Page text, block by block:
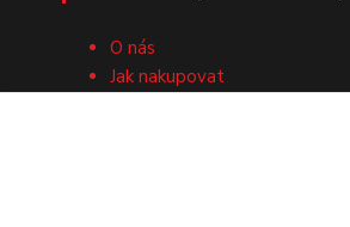
O nás
Jak nakupovat